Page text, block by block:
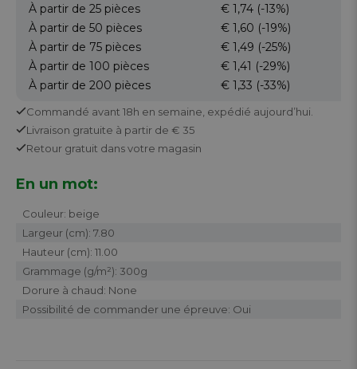
À partir de 25 pièces € 1,74 (-13%)
À partir de 50 pièces € 1,60 (-19%)
À partir de 75 pièces € 1,49 (-25%)
À partir de 100 pièces € 1,41 (-29%)
À partir de 200 pièces € 1,33 (-33%)
Commandé avant 18h en semaine, expédié aujourd’hui.
Livraison gratuite à partir de € 35
Retour gratuit dans votre magasin
En un mot:
Couleur: beige
Largeur (cm): 7.80
Hauteur (cm): 11.00
Grammage (g/m²): 300g
Dorure à chaud: None
Possibilité de commander une épreuve: Oui